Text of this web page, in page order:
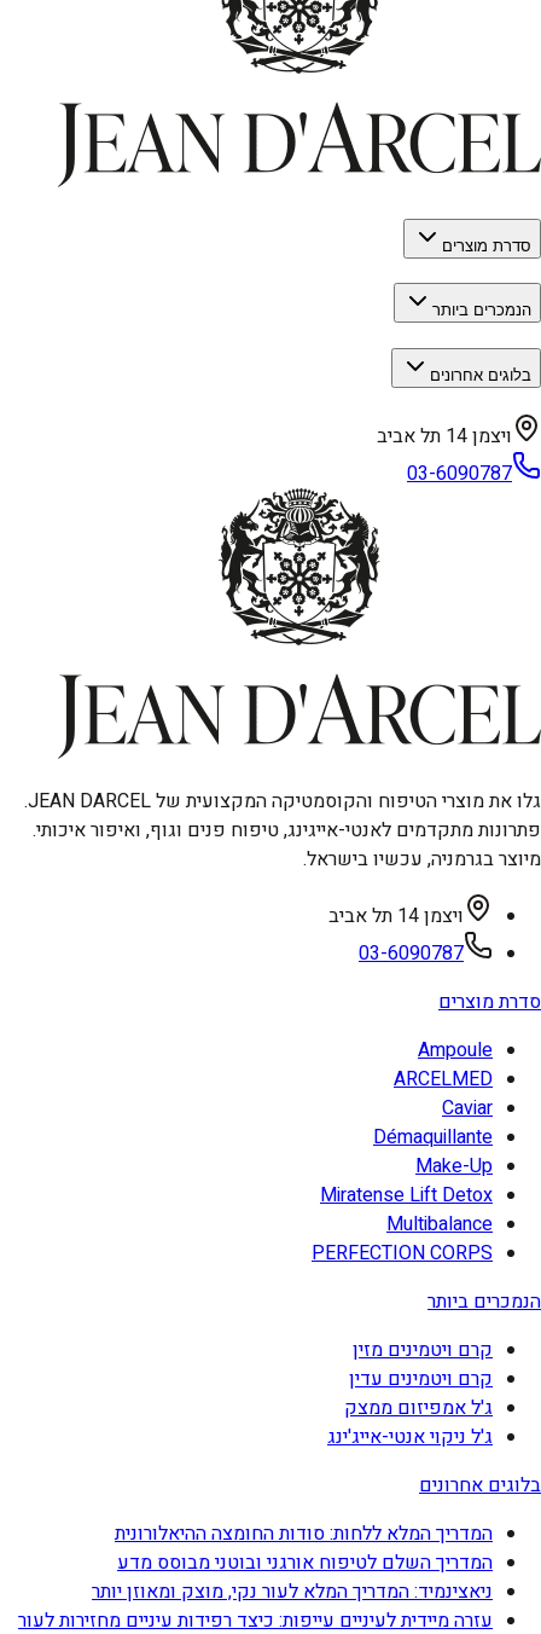
סדרת מוצרים
הנמכרים ביותר
בלוגים אחרונים
ויצמן 14 תל אביב
03-6090787
גלו את מוצרי הטיפוח והקוסמטיקה המקצועית של JEAN DARCEL.
פתרונות מתקדמים לאנטי-אייגינג, טיפוח פנים וגוף, ואיפור איכותי.
מיוצר בגרמניה, עכשיו בישראל.
ויצמן 14 תל אביב
03-6090787
סדרת מוצרים
Ampoule
ARCELMED
Caviar
Démaquillante
Make-Up
Miratense Lift Detox
Multibalance
PERFECTION CORPS
הנמכרים ביותר
קרם ויטמינים מזין
קרם ויטמינים עדין
ג'ל אמפיזום ממצק
ג'ל ניקוי אנטי-אייג'ינג
בלוגים אחרונים
המדריך המלא ללחות: סודות החומצה ההיאלורונית
המדריך השלם לטיפוח אורגני ובוטני מבוסס מדע
ניאצינמיד: המדריך המלא לעור נקי, מוצק ומאוזן יותר
עזרה מיידית לעיניים עייפות: כיצד רפידות עיניים מחזירות לעור